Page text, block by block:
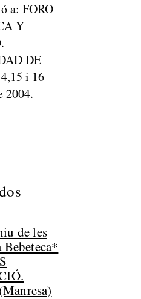
a: FORO
Y
DE
i 16
2004.
de les
Bebeteca*